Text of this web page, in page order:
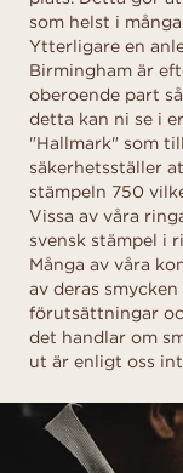
som helst i
Ytterligare en
Birmingham är
oberoende part
detta kan ni se i
"Hallmark" som
säkerhetsställer
stämpeln 750
Vissa av våra
svensk stämpel i
Många av våra
av deras
förutsättningar
det handlar om
ut är enligt oss